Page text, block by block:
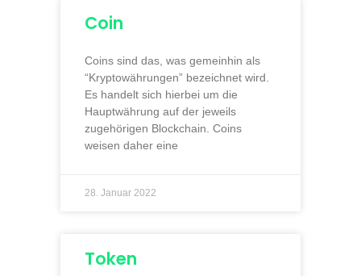
Coin
Coins sind das, was gemeinhin als
“Kryptowährungen” bezeichnet wird.
Es handelt sich hierbei um die
Hauptwährung auf der jeweils
zugehörigen Blockchain. Coins
weisen daher eine
28. Januar 2022
Token